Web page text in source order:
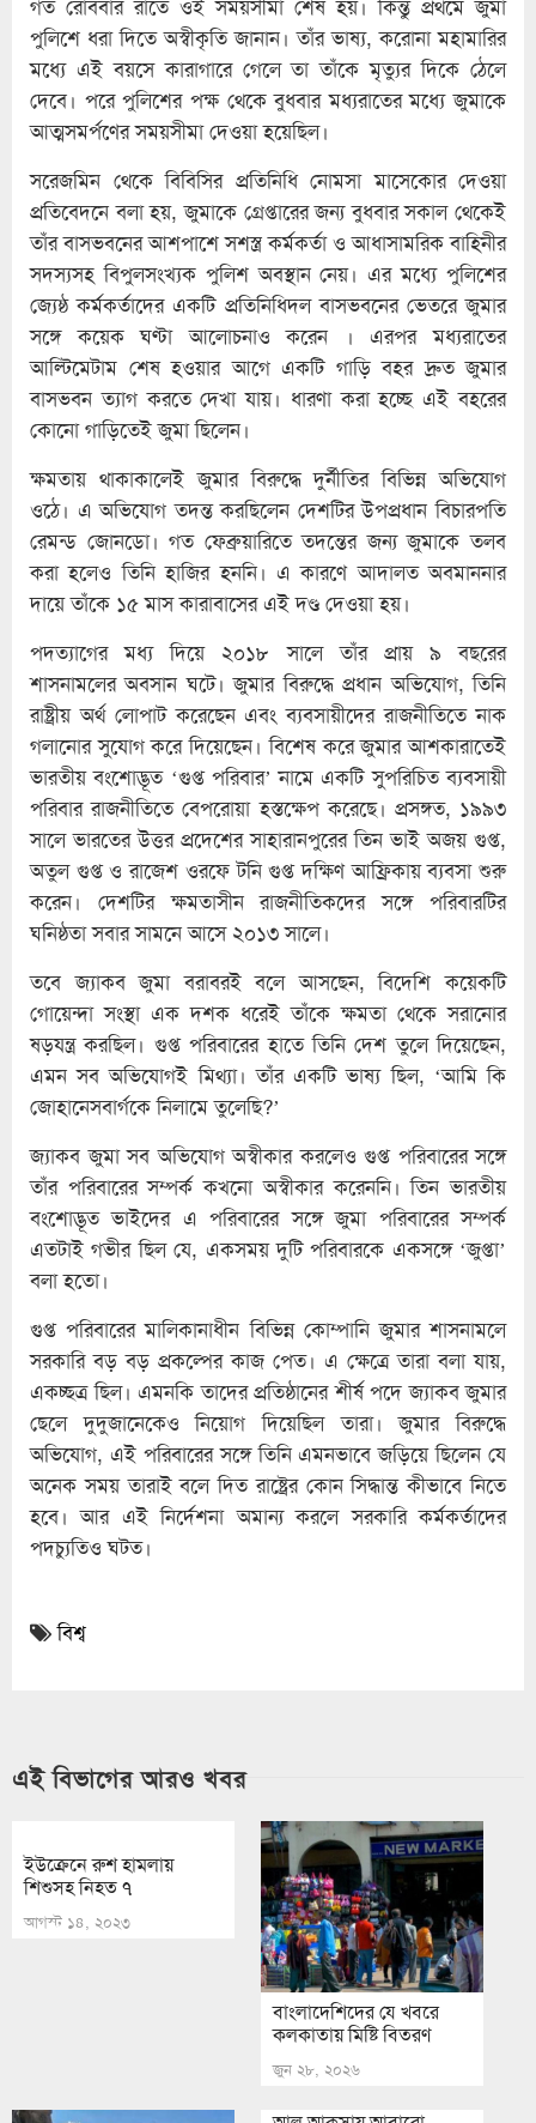
গত রোববার রাতে ওই সময়সীমা শেষ হয়। কিন্তু প্রথমে জুমা
পুলিশে ধরা দিতে অস্বীকৃতি জানান। তাঁর ভাষ্য, করোনা মহামারির
মধ্যে এই বয়সে কারাগারে গেলে তা তাঁকে মৃত্যুর দিকে ঠেলে
দেবে। পরে পুলিশের পক্ষ থেকে বুধবার মধ্যরাতের মধ্যে জুমাকে
আত্মসমর্পণের সময়সীমা দেওয়া হয়েছিল।
সরেজমিন থেকে বিবিসির প্রতিনিধি নোমসা মাসেকোর দেওয়া
প্রতিবেদনে বলা হয়, জুমাকে গ্রেপ্তারের জন্য বুধবার সকাল থেকেই
তাঁর বাসভবনের আশপাশে সশস্ত্র কর্মকর্তা ও আধাসামরিক বাহিনীর
সদস্যসহ বিপুলসংখ্যক পুলিশ অবস্থান নেয়। এর মধ্যে পুলিশের
জ্যেষ্ঠ কর্মকর্তাদের একটি প্রতিনিধিদল বাসভবনের ভেতরে জুমার
সঙ্গে কয়েক ঘণ্টা আলোচনাও করেন । এরপর মধ্যরাতের
আল্টিমেটাম শেষ হওয়ার আগে একটি গাড়ি বহর দ্রুত জুমার
বাসভবন ত্যাগ করতে দেখা যায়। ধারণা করা হচ্ছে এই বহরের
কোনো গাড়িতেই জুমা ছিলেন।
ক্ষমতায় থাকাকালেই জুমার বিরুদ্ধে দুর্নীতির বিভিন্ন অভিযোগ
ওঠে। এ অভিযোগ তদন্ত করছিলেন দেশটির উপপ্রধান বিচারপতি
রেমন্ড জোনডো। গত ফেব্রুয়ারিতে তদন্তের জন্য জুমাকে তলব
করা হলেও তিনি হাজির হননি। এ কারণে আদালত অবমাননার
দায়ে তাঁকে ১৫ মাস কারাবাসের এই দণ্ড দেওয়া হয়।
পদত্যাগের মধ্য দিয়ে ২০১৮ সালে তাঁর প্রায় ৯ বছরের
শাসনামলের অবসান ঘটে। জুমার বিরুদ্ধে প্রধান অভিযোগ, তিনি
রাষ্ট্রীয় অর্থ লোপাট করেছেন এবং ব্যবসায়ীদের রাজনীতিতে নাক
গলানোর সুযোগ করে দিয়েছেন। বিশেষ করে জুমার আশকারাতেই
ভারতীয় বংশোদ্ভূত ‘গুপ্ত পরিবার’ নামে একটি সুপরিচিত ব্যবসায়ী
পরিবার রাজনীতিতে বেপরোয়া হস্তক্ষেপ করেছে। প্রসঙ্গত, ১৯৯৩
সালে ভারতের উত্তর প্রদেশের সাহারানপুরের তিন ভাই অজয় গুপ্ত,
অতুল গুপ্ত ও রাজেশ ওরফে টনি গুপ্ত দক্ষিণ আফ্রিকায় ব্যবসা শুরু
করেন। দেশটির ক্ষমতাসীন রাজনীতিকদের সঙ্গে পরিবারটির
ঘনিষ্ঠতা সবার সামনে আসে ২০১৩ সালে।
তবে জ্যাকব জুমা বরাবরই বলে আসছেন, বিদেশি কয়েকটি
গোয়েন্দা সংস্থা এক দশক ধরেই তাঁকে ক্ষমতা থেকে সরানোর
ষড়যন্ত্র করছিল। গুপ্ত পরিবারের হাতে তিনি দেশ তুলে দিয়েছেন,
এমন সব অভিযোগই মিথ্যা। তাঁর একটি ভাষ্য ছিল, ‘আমি কি
জোহানেসবার্গকে নিলামে তুলেছি?’
জ্যাকব জুমা সব অভিযোগ অস্বীকার করলেও গুপ্ত পরিবারের সঙ্গে
তাঁর পরিবারের সম্পর্ক কখনো অস্বীকার করেননি। তিন ভারতীয়
বংশোদ্ভূত ভাইদের এ পরিবারের সঙ্গে জুমা পরিবারের সম্পর্ক
এতটাই গভীর ছিল যে, একসময় দুটি পরিবারকে একসঙ্গে ‘জুপ্তা’
বলা হতো।
গুপ্ত পরিবারের মালিকানাধীন বিভিন্ন কোম্পানি জুমার শাসনামলে
সরকারি বড় বড় প্রকল্পের কাজ পেত। এ ক্ষেত্রে তারা বলা যায়,
একচ্ছত্র ছিল। এমনকি তাদের প্রতিষ্ঠানের শীর্ষ পদে জ্যাকব জুমার
ছেলে দুদুজানেকেও নিয়োগ দিয়েছিল তারা। জুমার বিরুদ্ধে
অভিযোগ, এই পরিবারের সঙ্গে তিনি এমনভাবে জড়িয়ে ছিলেন যে
অনেক সময় তারাই বলে দিত রাষ্ট্রের কোন সিদ্ধান্ত কীভাবে নিতে
হবে। আর এই নির্দেশনা অমান্য করলে সরকারি কর্মকর্তাদের
পদচ্যুতিও ঘটত।
বিশ্ব
এই বিভাগের আরও খবর
ইউক্রেনে রুশ হামলায়
শিশুসহ নিহত ৭
আগস্ট ১৪, ২০২৩
বাংলাদেশিদের যে খবরে
কলকাতায় মিষ্টি বিতরণ
জুন ২৮, ২০২৬